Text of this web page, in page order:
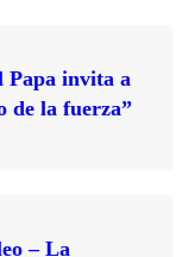
Papa invita a
de la fuerza”
– La